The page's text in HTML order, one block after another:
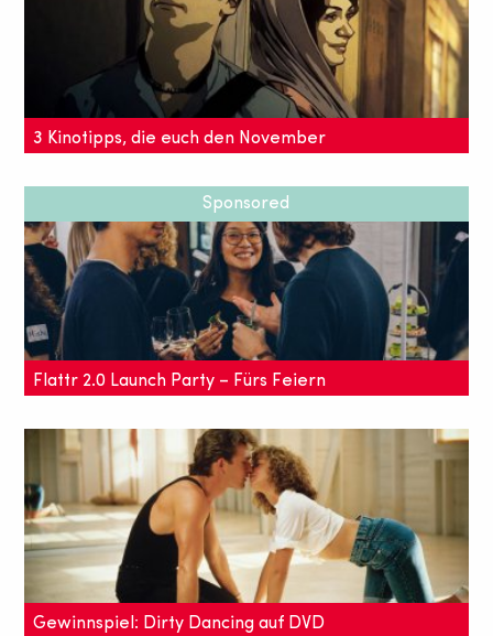
3 Kinotipps, die euch den November
Es wird nun immer schneller dunkel – also nichts wie
rein ins Kino, da ist es wenigstens warm! Mit
unseren 3 Kinotipps für November, wisst ihr auch
schon was sehenswert ist.
Sponsored
Flattr 2.0 Launch Party – Fürs Feiern
Mit Flattr könnt ihr die Schöpfer eurer
Lieblingsinhalte in Form einer Spende
wertschätzen. Wir waren bei der Flattr 2.0 Launch
Party in Berlin dabei!
Gewinnspiel: Dirty Dancing auf DVD